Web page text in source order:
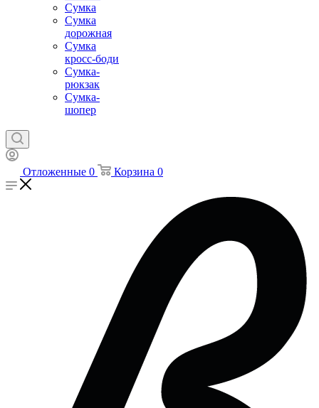
Сумка
Сумка
дорожная
Сумка
кросс-боди
Сумка-
рюкзак
Сумка-
шопер
Отложенные 0 Корзина 0